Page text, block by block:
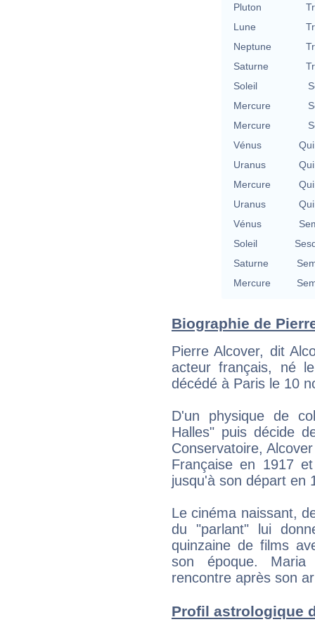
Pluton
Lune
Neptune
Saturne
Soleil
Mercure
Mercure
Vénus
Uranus
Mercure
Uranus
Vénus
Soleil
Saturne
Mercure
Biographie de
Pierre Alcover, dit
acteur français, né
décédé à Paris le 10
D'un physique de
Halles" puis décide
Conservatoire,
Française en 1917
jusqu'à son départ en
Le cinéma naissant,
du "parlant" lui
quinzaine de films
son époque. Maria
rencontre après son
Profil astrologique